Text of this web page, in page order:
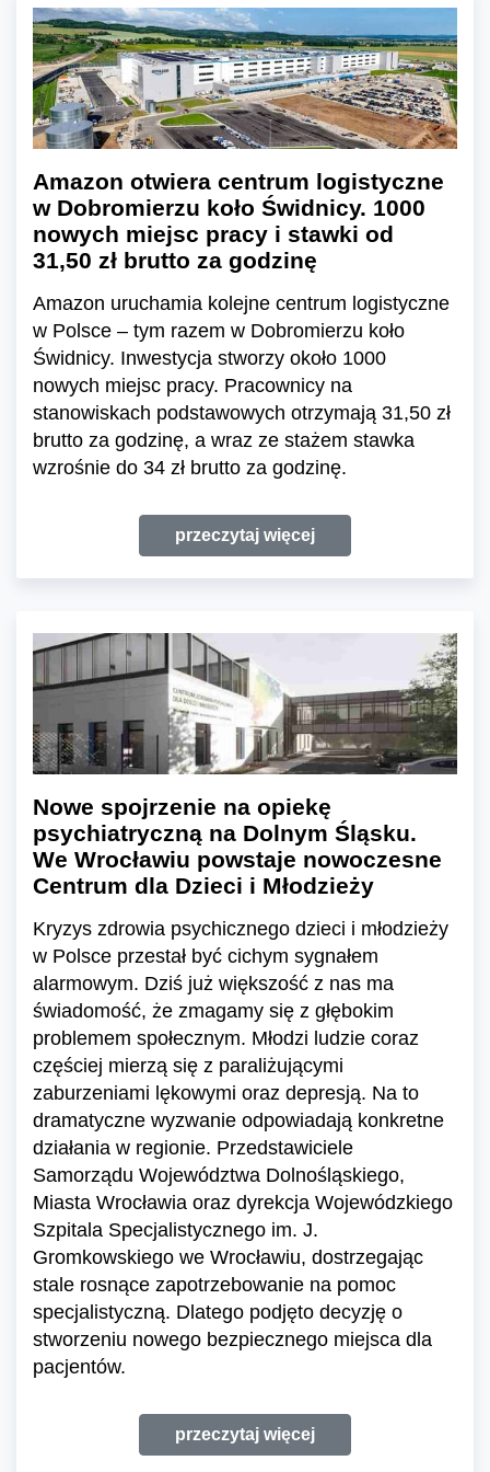
Amazon otwiera centrum logistyczne
w Dobromierzu koło Świdnicy. 1000
nowych miejsc pracy i stawki od
31,50 zł brutto za godzinę
Amazon uruchamia kolejne centrum logistyczne
w Polsce – tym razem w Dobromierzu koło
Świdnicy. Inwestycja stworzy około 1000
nowych miejsc pracy. Pracownicy na
stanowiskach podstawowych otrzymają 31,50 zł
brutto za godzinę, a wraz ze stażem stawka
wzrośnie do 34 zł brutto za godzinę.
przeczytaj więcej
Nowe spojrzenie na opiekę
psychiatryczną na Dolnym Śląsku.
We Wrocławiu powstaje nowoczesne
Centrum dla Dzieci i Młodzieży
Kryzys zdrowia psychicznego dzieci i młodzieży
w Polsce przestał być cichym sygnałem
alarmowym. Dziś już większość z nas ma
świadomość, że zmagamy się z głębokim
problemem społecznym. Młodzi ludzie coraz
częściej mierzą się z paraliżującymi
zaburzeniami lękowymi oraz depresją. Na to
dramatyczne wyzwanie odpowiadają konkretne
działania w regionie. Przedstawiciele
Samorządu Województwa Dolnośląskiego,
Miasta Wrocławia oraz dyrekcja Wojewódzkiego
Szpitala Specjalistycznego im. J.
Gromkowskiego we Wrocławiu, dostrzegając
stale rosnące zapotrzebowanie na pomoc
specjalistyczną. Dlatego podjęto decyzję o
stworzeniu nowego bezpiecznego miejsca dla
pacjentów.
przeczytaj więcej